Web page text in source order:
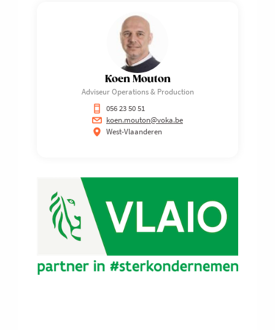
Koen Mouton
Adviseur Operations & Production
056 23 50 51
koen.mouton@voka.be
West-Vlaanderen